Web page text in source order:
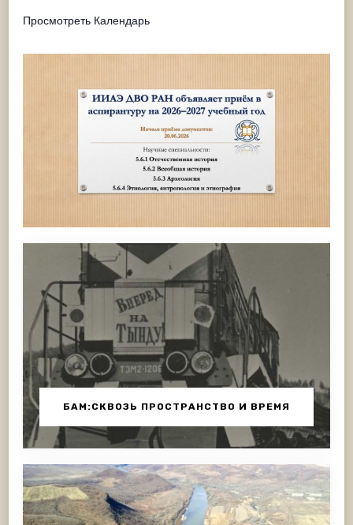
Просмотреть Календарь
БАМ:СКВОЗЬ ПРОСТРАНСТВО И ВРЕМЯ